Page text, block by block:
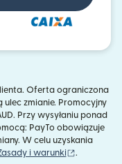
Oferta ograniczona
zmianie. Promocyjny
Przy wysyłaniu ponad
PayTo obowiązuje
W celu uzyskania
i warunki (otwiera
.